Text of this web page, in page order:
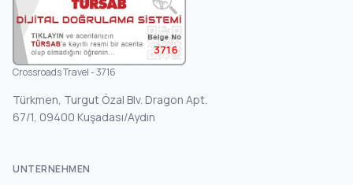
3716
Crossroads Travel - 3716
Türkmen, Turgut Özal Blv. Dragon Apt.
67/1, 09400 Kuşadası/Aydın
UNTERNEHMEN